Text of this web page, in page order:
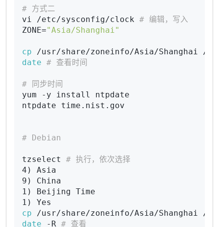
# 方式二
vi /etc/sysconfig/clock # 编辑，写入
ZONE="Asia/Shanghai"
cp /usr/share/zoneinfo/Asia/Shanghai /
date # 查看时间
# 同步时间
yum -y install ntpdate
ntpdate time.nist.gov
# Debian
tzselect # 执行，依次选择
4) Asia
9) China
1) Beijing Time
cp /usr/share/zoneinfo/Asia/Shanghai /
date -R # 查看